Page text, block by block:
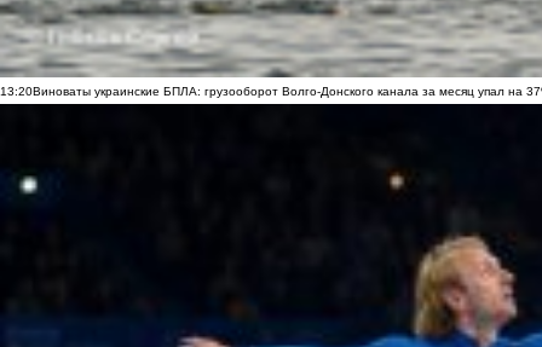
13:20Виноваты украинские БПЛА: грузооборот Волго-Донского канала за месяц упал на